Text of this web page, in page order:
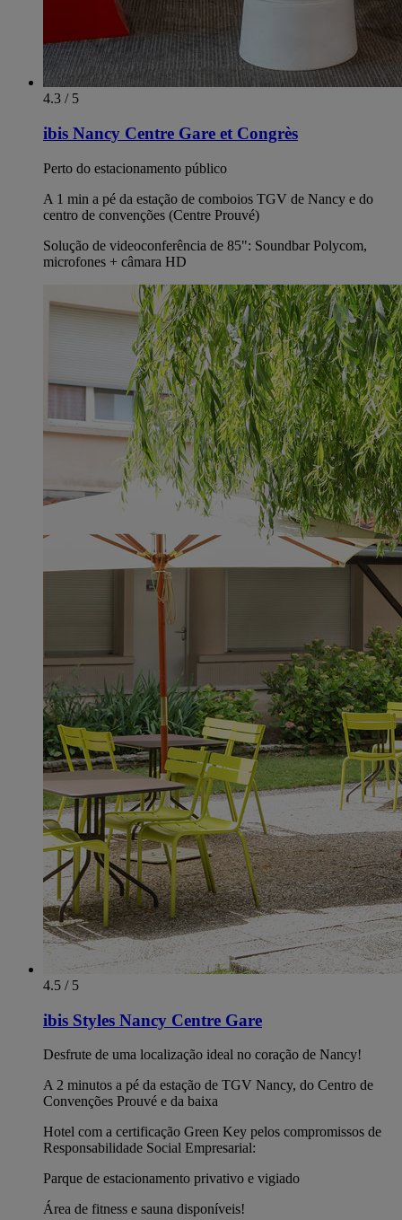
4.3 / 5
ibis Nancy Centre Gare et Congrès
Perto do estacionamento público
A 1 min a pé da estação de comboios TGV de Nancy e do
centro de convenções (Centre Prouvé)
Solução de videoconferência de 85": Soundbar Polycom,
microfones + câmara HD
4.5 / 5
ibis Styles Nancy Centre Gare
Desfrute de uma localização ideal no coração de Nancy!
A 2 minutos a pé da estação de TGV Nancy, do Centro de
Convenções Prouvé e da baixa
Hotel com a certificação Green Key pelos compromissos de
Responsabilidade Social Empresarial:
Parque de estacionamento privativo e vigiado
Área de fitness e sauna disponíveis!